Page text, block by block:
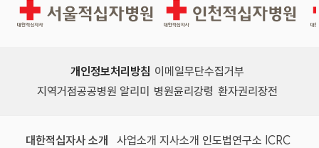
경인권역재활병원 인천적십자병원
개인정보처리방침 이메일무단수집거부
지역거점공공병원 알리미
병원윤리강령 환자권리장전
대한적십자사 소개 사업소개 지사소개 인도법연구소 ICRC